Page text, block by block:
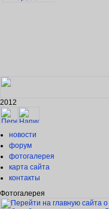
2012
новости
форум
фотогалерея
карта сайта
контакты
Фотогалерея